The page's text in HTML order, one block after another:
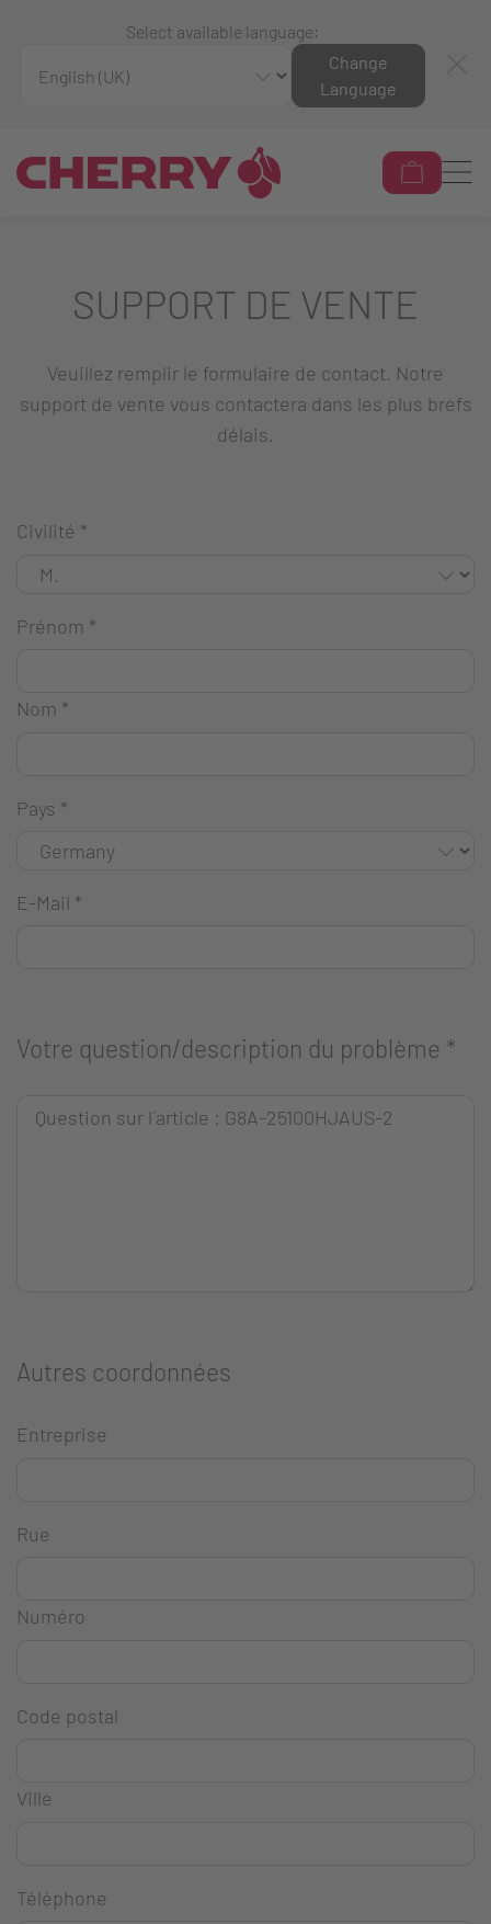
Select available language:
Change
Language
SUPPORT DE VENTE
Veuillez remplir le formulaire de contact. Notre
support de vente vous contactera dans les plus brefs
délais.
Civilité *
Prénom *
Nom *
Pays *
E-Mail *
Votre question/description du problème *
Autres coordonnées
Entreprise
Rue
Numéro
Code postal
Ville
Téléphone